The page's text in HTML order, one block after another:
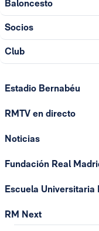
Baloncesto
Socios
Club
Estadio Bernabéu
RMTV en directo
Noticias
Fundación Real
Escuela Universitaria
RM Next